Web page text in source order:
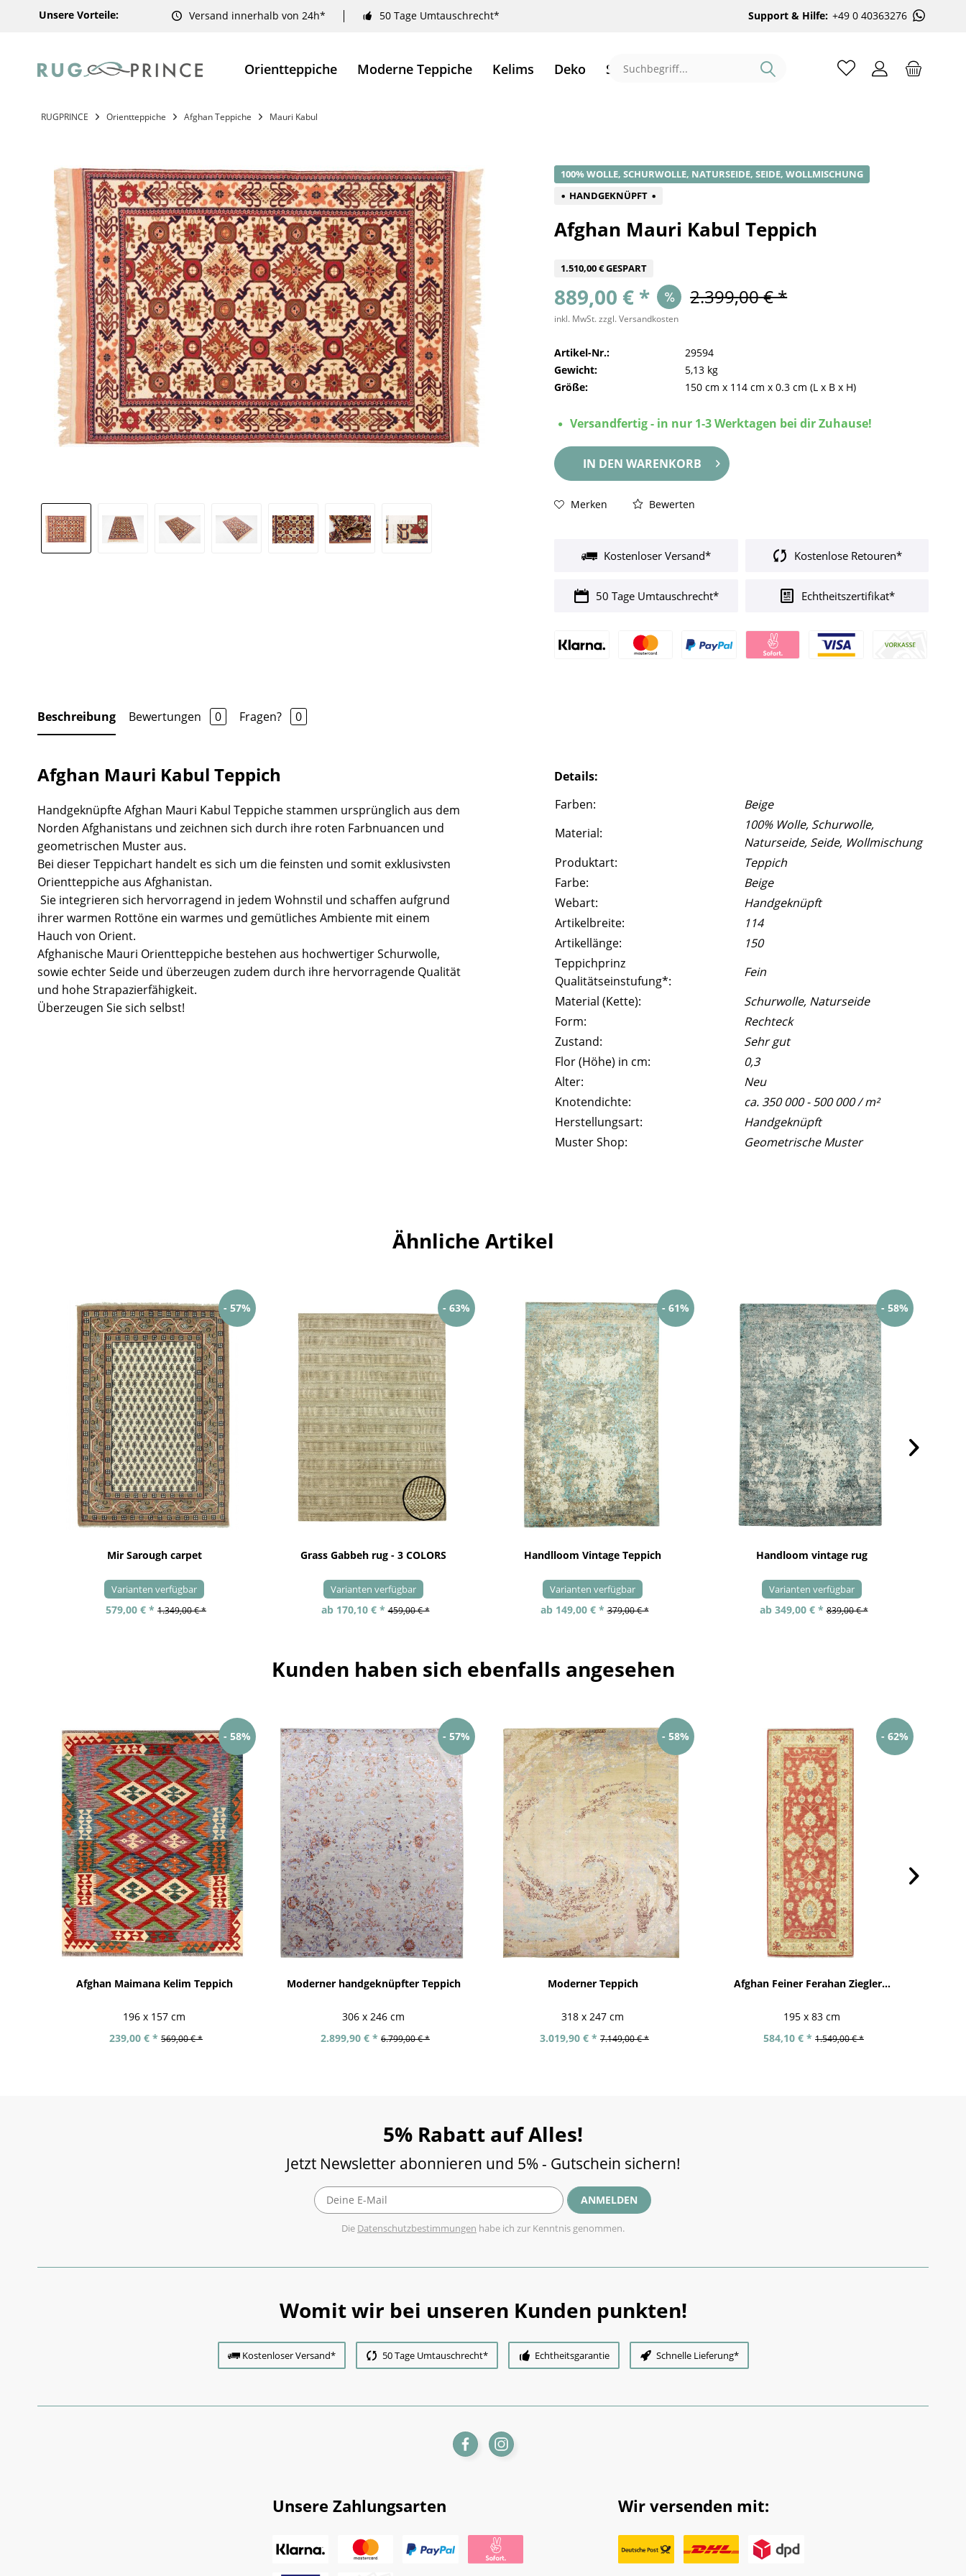
Unsere Vorteile: Versand innerhalb von 24h* 50 Tage Umtauschrecht* Support & Hilfe: +49 0 40363276
Orientteppiche Moderne Teppiche Kelims Deko Sale %
RUGPRINCE Orientteppiche Afghan Teppiche Mauri Kabul
100% WOLLE, SCHURWOLLE, NATURSEIDE, SEIDE, WOLLMISCHUNG
HANDGEKNÜPFT
Afghan Mauri Kabul Teppich
1.510,00 € GESPART
889,00 € * 2.399,00 € *
inkl. MwSt.zzgl. Versandkosten
Artikel-Nr.:
29594
Gewicht:
5,13 kg
Größe:
150 cm x 114 cm x0.3 cm (L x B x H)
Versandfertig - in nur 1-3 Werktagen bei dir Zuhause!
IN DEN WARENKORB
Merken Bewerten
Kostenloser Versand* Kostenlose Retouren*
50 Tage Umtauschrecht* Echtheitszertifikat*
Beschreibung Bewertungen 0 Fragen? 0
Afghan Mauri Kabul Teppich
Handgeknüpfte Afghan Mauri Kabul Teppiche stammen ursprünglich aus dem
Norden Afghanistans und zeichnen sich durch ihre roten Farbnuancen und
geometrischen Muster aus.
Bei dieser Teppichart handelt es sich um die feinsten und somit exklusivsten
Orientteppiche aus Afghanistan.
Sie integrieren sich hervorragend in jedem Wohnstil und schaffen aufgrund
ihrer warmen Rottöne ein warmes und gemütliches Ambiente mit einem
Hauch von Orient.
Afghanische Mauri Orientteppiche bestehen aus hochwertiger Schurwolle,
sowie echter Seide und überzeugen zudem durch ihre hervorragende Qualität
und hohe Strapazierfähigkeit.
Überzeugen Sie sich selbst!
Details:
Farben:
Beige
Material:
100% Wolle, Schurwolle,
Naturseide, Seide, Wollmischung
Produktart:
Teppich
Farbe:
Beige
Webart:
Handgeknüpft
Artikelbreite:
114
Artikellänge:
150
Teppichprinz
Qualitätseinstufung*:
Fein
Material (Kette):
Schurwolle, Naturseide
Form:
Rechteck
Zustand:
Sehr gut
Flor (Höhe) in cm:
0,3
Alter:
Neu
Knotendichte:
ca. 350 000 - 500 000 / m²
Herstellungsart:
Handgeknüpft
Muster Shop:
Geometrische Muster
Ähnliche Artikel
- 57%
Mir Sarough carpet
Varianten verfügbar
579,00 € * 1.349,00 € *
- 63%
Grass Gabbeh rug - 3 COLORS
Varianten verfügbar
ab 170,10 € * 459,00 € *
- 61%
Handlloom Vintage Teppich
Varianten verfügbar
ab 149,00 € * 379,00 € *
- 58%
Handloom vintage rug
Varianten verfügbar
ab 349,00 € * 839,00 € *
Kunden haben sich ebenfalls angesehen
- 58%
Afghan Maimana Kelim Teppich
196 x 157 cm
239,00 € * 569,00 € *
- 57%
Moderner handgeknüpfter Teppich
306 x 246 cm
2.899,90 € * 6.799,00 € *
- 58%
Moderner Teppich
318 x 247 cm
3.019,90 € * 7.149,00 € *
- 62%
Afghan Feiner Ferahan Ziegler...
195 x 83 cm
584,10 € * 1.549,00 € *
5% Rabatt auf Alles!
Jetzt Newsletter abonnieren und 5% - Gutschein sichern!
ANMELDEN
Die Datenschutzbestimmungen habe ich zur Kenntnis genommen.
Womit wir bei unseren Kunden punkten!
Kostenloser Versand* 50 Tage Umtauschrecht* Echtheitsgarantie Schnelle Lieferung*
Unsere Zahlungsarten Wir versenden mit: